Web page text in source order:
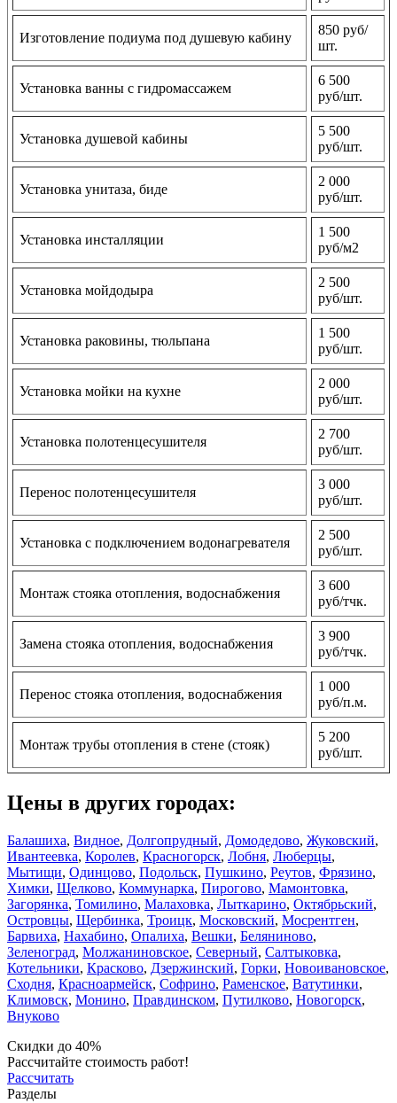
Изготовление подиума под душевую кабину
850 руб/
шт.
Установка ванны с гидромассажем
6 500
руб/шт.
Установка душевой кабины
5 500
руб/шт.
Установка унитаза, биде
2 000
руб/шт.
Установка инсталляции
1 500
руб/м2
Установка мойдодыра
2 500
руб/шт.
Установка раковины, тюльпана
1 500
руб/шт.
Установка мойки на кухне
2 000
руб/шт.
Установка полотенцесушителя
2 700
руб/шт.
Перенос полотенцесушителя
3 000
руб/шт.
Установка с подключением водонагревателя
2 500
руб/шт.
Монтаж стояка отопления, водоснабжения
3 600
руб/тчк.
Замена стояка отопления, водоснабжения
3 900
руб/тчк.
Перенос стояка отопления, водоснабжения
1 000
руб/п.м.
Монтаж трубы отопления в стене (стояк)
5 200
руб/шт.
Цены в других городах:
Балашиха, Видное, Долгопрудный, Домодедово, Жуковский,
Ивантеевка, Королев, Красногорск, Лобня, Люберцы,
Мытищи, Одинцово, Подольск, Пушкино, Реутов, Фрязино,
Химки, Щелково, Коммунарка, Пирогово, Мамонтовка,
Загорянка, Томилино, Малаховка, Лыткарино, Октябрьский,
Островцы, Щербинка, Троицк, Московский, Мосрентген,
Барвиха, Нахабино, Опалиха, Вешки, Беляниново,
Зеленоград, Молжаниновское, Северный, Салтыковка,
Котельники, Красково, Дзержинский, Горки, Новоивановское,
Сходня, Красноармейск, Софрино, Раменское, Ватутинки,
Климовск, Монино, Правдинском, Путилково, Новогорск,
Внуково
Скидки до 40%
Рассчитайте стоимость работ!
Рассчитать
Разделы